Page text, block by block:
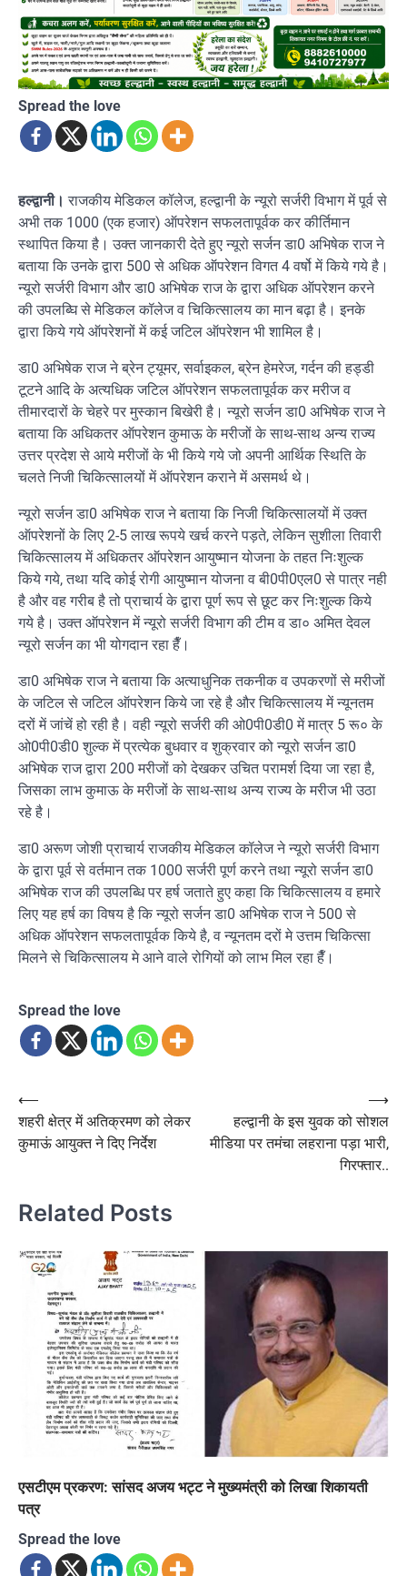
Spread the love
हल्द्वानी। राजकीय मेडिकल कॉलेज, हल्द्वानी के न्यूरो सर्जरी विभाग में पूर्व से
अभी तक 1000 (एक हजार) ऑपरेशन सफलतापूर्वक कर कीर्तिमान
स्थापित किया है। उक्त जानकारी देते हुए न्यूरो सर्जन डा0 अभिषेक राज ने
बताया कि उनके द्वारा 500 से अधिक ऑपरेशन विगत 4 वर्षो में किये गये है।
न्यूरो सर्जरी विभाग और डा0 अभिषेक राज के द्वारा अधिक ऑपरेशन करने
की उपलब्घि से मेडिकल कॉलेज व चिकित्सालय का मान बढ़ा है। इनके
द्वारा किये गये ऑपरेशनों में कई जटिल ऑपरेशन भी शामिल है।
डा0 अभिषेक राज ने ब्रेन ट्यूमर, सर्वाइकल, ब्रेन हेमरेज, गर्दन की हड्डी
टूटने आदि के अत्यधिक जटिल ऑपरेशन सफलतापूर्वक कर मरीज व
तीमारदारों के चेहरे पर मुस्कान बिखेरी है। न्यूरो सर्जन डा0 अभिषेक राज ने
बताया कि अधिकतर ऑपरेशन कुमाऊ के मरीजों के साथ-साथ अन्य राज्य
उत्तर प्रदेश से आये मरीजों के भी किये गये जो अपनी आर्थिक स्थिति के
चलते निजी चिकित्सालयों में ऑपरेशन कराने में असमर्थ थे।
न्यूरो सर्जन डा0 अभिषेक राज ने बताया कि निजी चिकित्सालयों में उक्त
ऑपरेशनों के लिए 2-5 लाख रूपये खर्च करने पड़ते, लेकिन सुशीला तिवारी
चिकित्सालय में अधिकतर ऑपरेशन आयुष्मान योजना के तहत निःशुल्क
किये गये, तथा यदि कोई रोगी आयुष्मान योजना व बी0पी0एल0 से पात्र नही
है और वह गरीब है तो प्राचार्य के द्वारा पूर्ण रूप से छूट कर निःशुल्क किये
गये है। उक्त ऑपरेशन में न्यूरो सर्जरी विभाग की टीम व डा० अमित देवल
न्यूरो सर्जन का भी योगदान रहा हैँ।
डा0 अभिषेक राज ने बताया कि अत्याधुनिक तकनीक व उपकरणों से मरीजों
के जटिल से जटिल ऑपरेशन किये जा रहे है और चिकित्सालय में न्यूनतम
दरों में जांचें हो रही है। वही न्यूरो सर्जरी की ओ0पी0डी0 में मात्र 5 रू० के
ओ0पी0डी0 शुल्क में प्रत्येक बुधवार व शुक्रवार को न्यूरो सर्जन डा0
अभिषेक राज द्वारा 200 मरीजों को देखकर उचित परामर्श दिया जा रहा है,
जिसका लाभ कुमाऊ के मरीजों के साथ-साथ अन्य राज्य के मरीज भी उठा
रहे है।
डा0 अरूण जोशी प्राचार्य राजकीय मेडिकल कॉलेज ने न्यूरो सर्जरी विभाग
के द्वारा पूर्व से वर्तमान तक 1000 सर्जरी पूर्ण करने तथा न्यूरो सर्जन डा0
अभिषेक राज की उपलब्धि पर हर्ष जताते हुए कहा कि चिकित्सालय व हमारे
लिए यह हर्ष का विषय है कि न्यूरो सर्जन डा0 अभिषेक राज ने 500 से
अधिक ऑपरेशन सफलतापूर्वक किये है, व न्यूनतम दरों मे उत्तम चिकित्सा
मिलने से चिकित्सालय मे आने वाले रोगियों को लाभ मिल रहा हैँ।
Spread the love
Post
navigation
⟵
शहरी क्षेत्र में अतिक्रमण को लेकर
कुमाऊं आयुक्त ने दिए निर्देश
हल्द्वानी के इस युवक को सोशल
मीडिया पर तमंचा लहराना पड़ा भारी,
गिरफ्तार..
⟶
Related Posts
एसटीएम प्रकरण: सांसद अजय भट्ट ने मुख्यमंत्री को लिखा शिकायती
पत्र
Spread the love